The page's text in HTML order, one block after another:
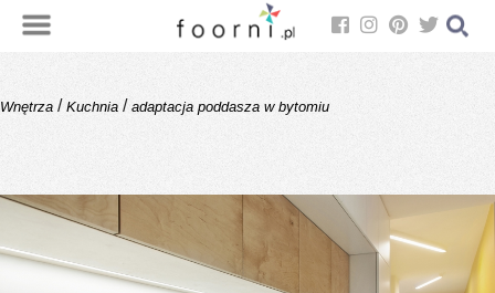
Wnętrza / Kuchnia / adaptacja poddasza w bytomiu